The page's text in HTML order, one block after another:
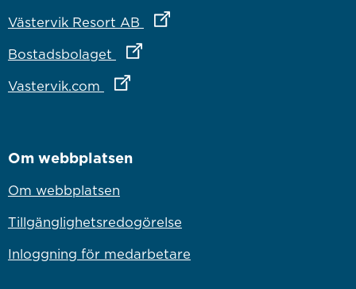
Västervik Resort AB Länk till annan webbplats
Bostadsbolaget Länk till annan webbplats
Vastervik.com Länk till annan webbplats
Om webbplatsen
Om webbplatsen
Tillgänglighetsredogörelse
Inloggning för medarbetare